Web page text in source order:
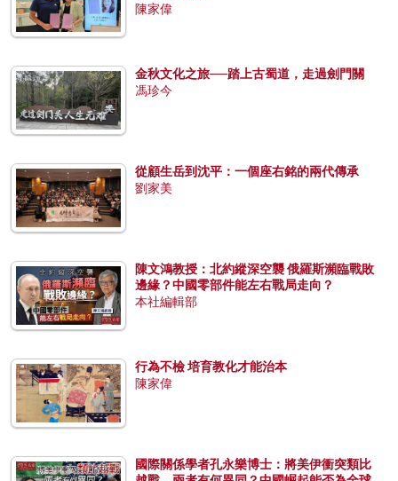
陳家偉
金秋文化之旅──踏上古蜀道，走過劍門關
馮珍今
從顧生岳到沈平：一個座右銘的兩代傳承
劉家美
陳文鴻教授：北約縱深空襲 俄羅斯瀕臨戰敗
邊緣？中國零部件能左右戰局走向？
本社編輯部
行為不檢 培育教化才能治本
陳家偉
國際關係學者孔永樂博士：將美伊衝突類比